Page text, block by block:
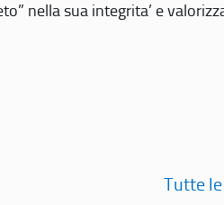
nella sua integrita’ e
Tutte